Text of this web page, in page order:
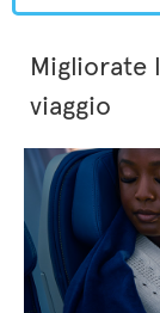
Migliorate
viaggio